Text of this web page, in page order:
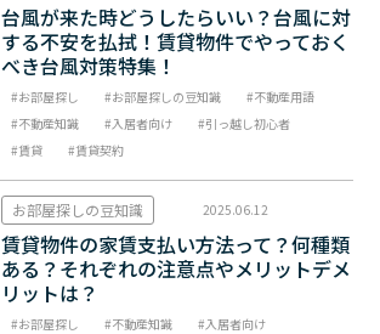
台風が来た時どうしたらいい？台風に対
する不安を払拭！賃貸物件でやっておく
べき台風対策特集！
お部屋探し お部屋探しの豆知識
不動産用語
不動産知識
入居者向け
引っ越し初心者
賃貸
賃貸契約
お部屋探しの豆知識 2025.06.12
賃貸物件の家賃支払い方法って？何種類
ある？それぞれの注意点やメリットデメ
リットは？
お部屋探し 不動産知識
入居者向け